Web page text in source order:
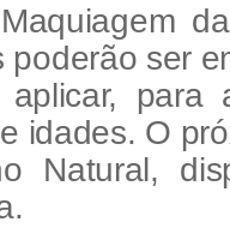
poderão ser
para
idades. O
Natural,